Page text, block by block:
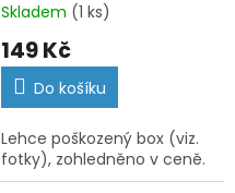
Skladem (1 ks)
149 Kč
Do košíku
Lehce poškozený box (viz.
fotky), zohledněno v ceně.